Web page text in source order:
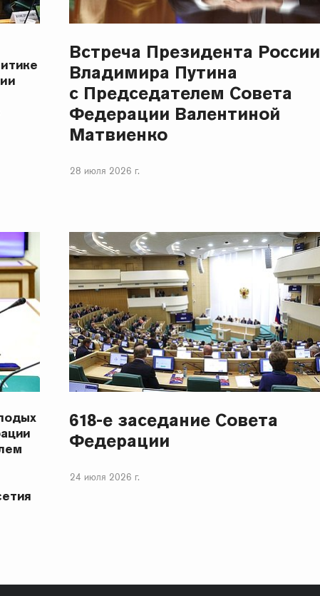
Встреча Президента России
Владимира Путина
с Председателем Совета
Федерации Валентиной
Матвиенко
28 июля 2026 г.
618-е заседание Совета
Федерации
24 июля 2026 г.